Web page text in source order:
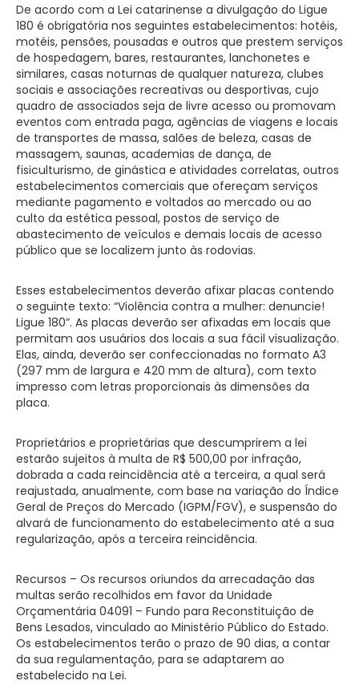
De acordo com a Lei catarinense a divulgação do Ligue
180 é obrigatória nos seguintes estabelecimentos: hotéis,
motéis, pensões, pousadas e outros que prestem serviços
de hospedagem, bares, restaurantes, lanchonetes e
similares, casas noturnas de qualquer natureza, clubes
sociais e associações recreativas ou desportivas, cujo
quadro de associados seja de livre acesso ou promovam
eventos com entrada paga, agências de viagens e locais
de transportes de massa, salões de beleza, casas de
massagem, saunas, academias de dança, de
fisiculturismo, de ginástica e atividades correlatas, outros
estabelecimentos comerciais que ofereçam serviços
mediante pagamento e voltados ao mercado ou ao
culto da estética pessoal, postos de serviço de
abastecimento de veículos e demais locais de acesso
público que se localizem junto às rodovias.
Esses estabelecimentos deverão afixar placas contendo
o seguinte texto: “Violência contra a mulher: denuncie!
Ligue 180”. As placas deverão ser afixadas em locais que
permitam aos usuários dos locais a sua fácil visualização.
Elas, ainda, deverão ser confeccionadas no formato A3
(297 mm de largura e 420 mm de altura), com texto
impresso com letras proporcionais às dimensões da
placa.
Proprietários e proprietárias que descumprirem a lei
estarão sujeitos à multa de R$ 500,00 por infração,
dobrada a cada reincidência até a terceira, a qual será
reajustada, anualmente, com base na variação do Índice
Geral de Preços do Mercado (IGPM/FGV), e suspensão do
alvará de funcionamento do estabelecimento até a sua
regularização, após a terceira reincidência.
Recursos – Os recursos oriundos da arrecadação das
multas serão recolhidos em favor da Unidade
Orçamentária 04091 – Fundo para Reconstituição de
Bens Lesados, vinculado ao Ministério Público do Estado.
Os estabelecimentos terão o prazo de 90 dias, a contar
da sua regulamentação, para se adaptarem ao
estabelecido na Lei.